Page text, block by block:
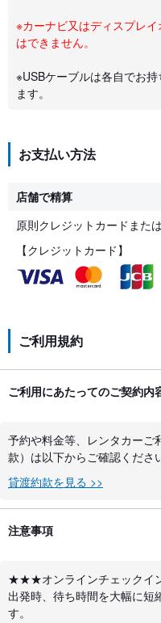
※カーナビ又はディスプレ
はできません。
※USBケーブルは各自でお
ます。
お支払い方法
店舗で精算
原則クレジットカードまたは
【クレジットカード】
ご利用規約
ご利用にあたってのご契約内
予約や料金等、レンタカーご
款）は以下からご確認くださ
貸渡約款を見る >>
注意事項
★★★オンラインチェック
出発時、待ち時間を大幅に短
す。